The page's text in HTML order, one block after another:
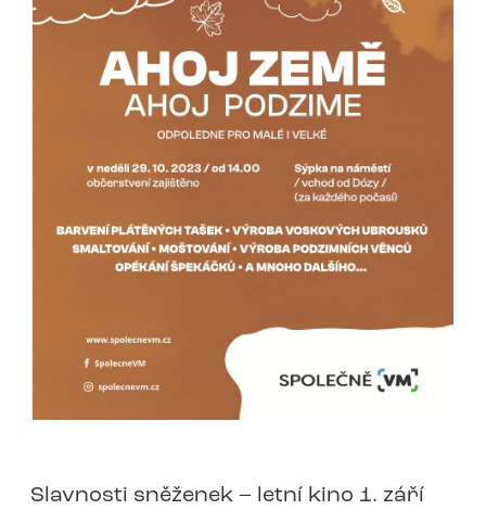
Slavnosti sněženek – letní kino 1. září